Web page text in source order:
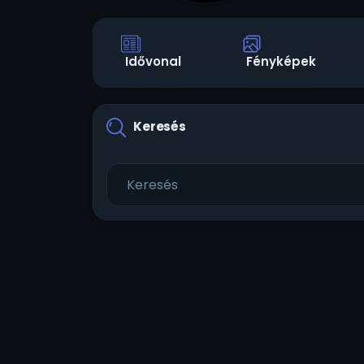
Idővonal Fényképek
Keresés